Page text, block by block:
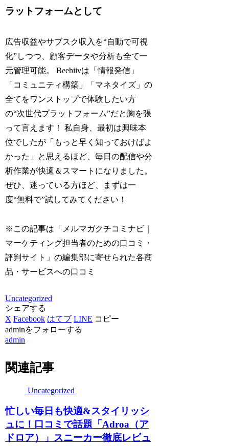
ラットフォームとして
広告収益やサブスク収入を“自動で可視
化”しつつ、顧客データや分析も全て一
元管理可能。 Beehiivは「情報発信」
「コミュニティ構築」「マネタイズ」の
全てをワンストップで体験したい方
の“次世代プラットフォーム”だと胸を張
って言えます！ 私自身、最初は興味本
位でしたが「もっと早く知っておけばよ
かった」と思えるほど、毎日の配信や分
析作業が快適＆スマートになりました。
ぜひ、迷っている方ほど、まずは一
度“無料で”試してみてください！
※この記事は「メルマガクチコミナビ｜
マーケティング担当者のための口コミ・
評判サイト」の編集部に寄せられた各商
品・サービスへの口コミ
Uncategorized
シェアする
X Facebook はてブ LINE コピー
adminをフォローする
admin
関連記事
Uncategorized
忙しい毎日も快適&スタイリッシ
ュに！口コミで話題「Adroa（ア
ドロア）」スニーカー徹底レビュ